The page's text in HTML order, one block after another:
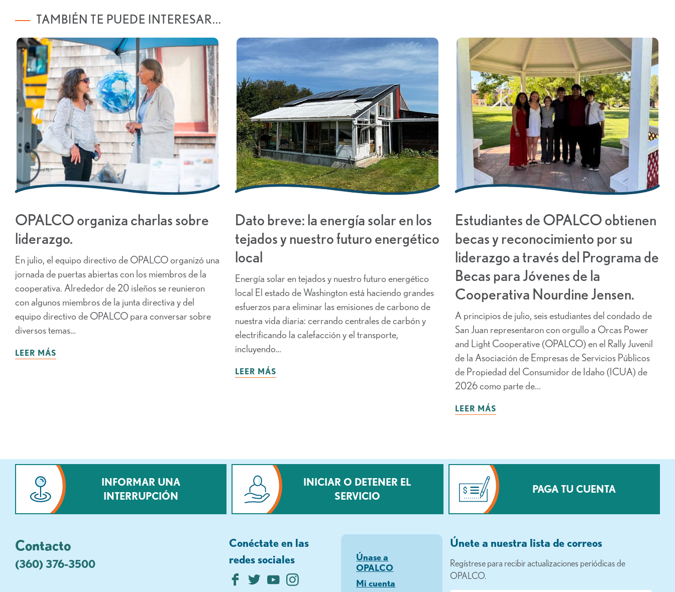
TAMBIÉN TE PUEDE INTERESAR...
OPALCO organiza charlas sobre
liderazgo.
En julio, el equipo directivo de OPALCO organizó una
jornada de puertas abiertas con los miembros de la
cooperativa. Alrededor de 20 isleños se reunieron
con algunos miembros de la junta directiva y del
equipo directivo de OPALCO para conversar sobre
diversos temas…
LEER MÁS
Dato breve: la energía solar en los
tejados y nuestro futuro energético
local
Energía solar en tejados y nuestro futuro energético
local El estado de Washington está haciendo grandes
esfuerzos para eliminar las emisiones de carbono de
nuestra vida diaria: cerrando centrales de carbón y
electrificando la calefacción y el transporte,
incluyendo…
LEER MÁS
Estudiantes de OPALCO obtienen
becas y reconocimiento por su
liderazgo a través del Programa de
Becas para Jóvenes de la
Cooperativa Nourdine Jensen.
A principios de julio, seis estudiantes del condado de
San Juan representaron con orgullo a Orcas Power
and Light Cooperative (OPALCO) en el Rally Juvenil
de la Asociación de Empresas de Servicios Públicos
de Propiedad del Consumidor de Idaho (ICUA) de
2026 como parte de...
LEER MÁS
INFORMAR UNA
INTERRUPCIÓN
INICIAR O DETENER EL
SERVICIO
PAGA TU CUENTA
Contacto
(360) 376-3500
Conéctate en las
redes sociales
Únase a
OPALCO
Mi cuenta
Únete a nuestra lista de correos
Regístrese para recibir actualizaciones periódicas de
OPALCO.